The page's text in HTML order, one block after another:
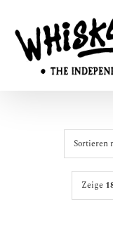
Sortieren
Zeige